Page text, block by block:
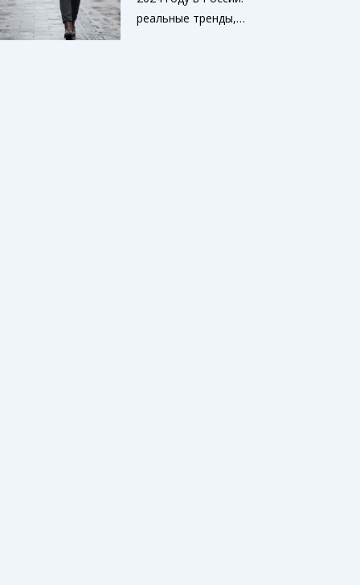
одеждой. Узнайте, какие
брюки идеально
реальные тренды,